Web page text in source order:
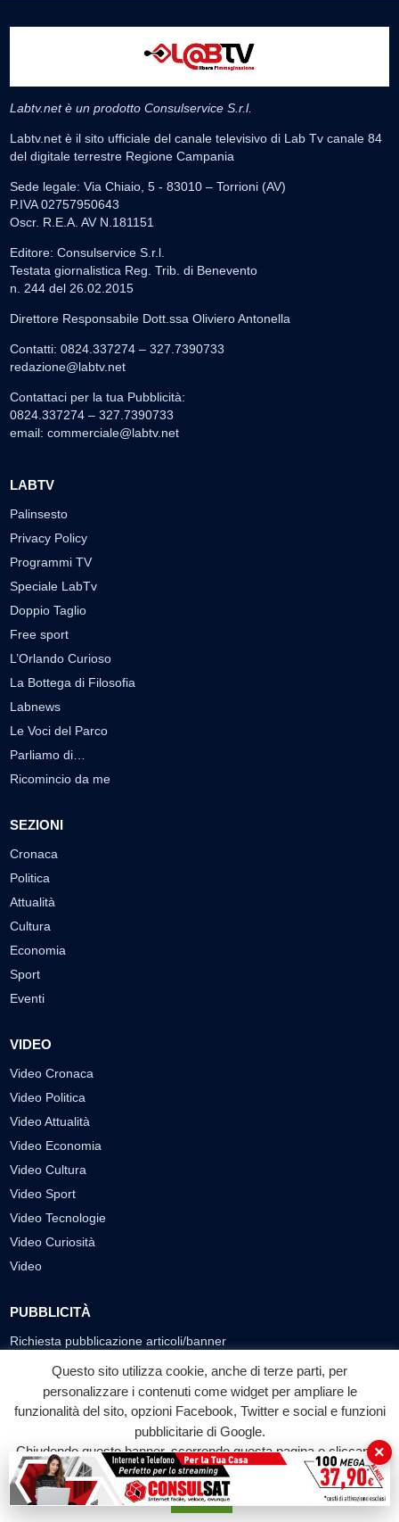
Labtv.net è un prodotto Consulservice S.r.l.
Labtv.net è il sito ufficiale del canale televisivo di Lab Tv canale 84
del digitale terrestre Regione Campania
Sede legale: Via Chiaio, 5 - 83010 – Torrioni (AV)
P.IVA 02757950643
Oscr. R.E.A. AV N.181151
Editore: Consulservice S.r.l.
Testata giornalistica Reg. Trib. di Benevento
n. 244 del 26.02.2015
Direttore Responsabile Dott.ssa Oliviero Antonella
Contatti: 0824.337274 – 327.7390733
redazione@labtv.net
Contattaci per la tua Pubblicità:
0824.337274 – 327.7390733
email: commerciale@labtv.net
LABTV
Palinsesto
Privacy Policy
Programmi TV
Speciale LabTv
Doppio Taglio
Free sport
L’Orlando Curioso
La Bottega di Filosofia
Labnews
Le Voci del Parco
Parliamo di…
Ricomincio da me
SEZIONI
Cronaca
Politica
Attualità
Cultura
Economia
Sport
Eventi
VIDEO
Video Cronaca
Video Politica
Video Attualità
Video Economia
Video Cultura
Video Sport
Video Tecnologie
Video Curiosità
Video
PUBBLICITÀ
Richiesta pubblicazione articoli/banner
SEGUICI SUI SOCIAL
f
Facebook
◎ ▶
YouTube
© 2026 LABTV - Tutti i diritti riservati
Questo sito utilizza cookie, anche di terze parti, per
personalizzare i contenuti come widget per ampliare le
funzionalità del sito, opzioni Facebook, Twitter e social e funzioni
pubblicitarie di Google.
Chiudendo questo banner, scorrendo questa pagina o cliccando
su qualunque suo elemento acconsenti all'uso dei cookie.
Accetta
×